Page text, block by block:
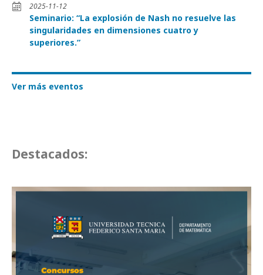
2025-11-12
Seminario: “La explosión de Nash no resuelve las
singularidades en dimensiones cuatro y
superiores.”
Ver más eventos
Destacados: